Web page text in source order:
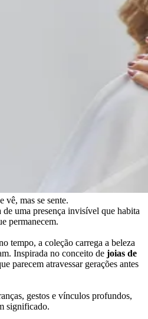
vê, mas se sente.
de uma presença invisível que habita
permanecem.
tempo, a coleção carrega a beleza
Inspirada no conceito de joias de
parecem atravessar gerações antes
gestos e vínculos profundos,
significado.